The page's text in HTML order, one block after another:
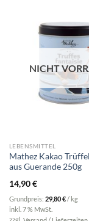
NICHT
LEBENSMITTEL
Mathez Kakao
aus Guerande 250g
14,90€
Grundpreis: 29,80€/ kg
inkl. 7 % MwSt.